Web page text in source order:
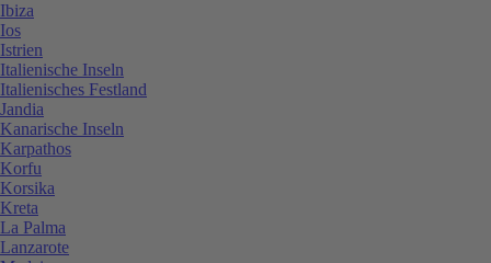
Ibiza
Ios
Istrien
Italienische Inseln
Italienisches Festland
Jandia
Kanarische Inseln
Karpathos
Korfu
Korsika
Kreta
La Palma
Lanzarote